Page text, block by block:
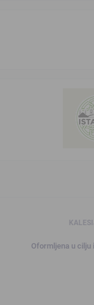
Oformljena u cilju